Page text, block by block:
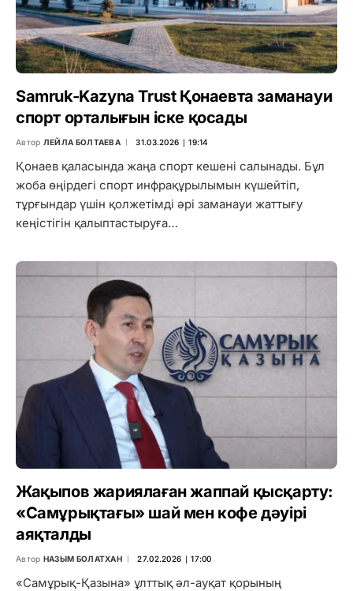
Samruk-Kazyna Trust Қонаевта заманауи
спорт орталығын іске қосады
Автор ЛЕЙЛА БОЛТАЕВА 31.03.2026 ∣ 19:14
Қонаев қаласында жаңа спорт кешені салынады. Бұл
жоба өңірдегі спорт инфрақұрылымын күшейтіп,
тұрғындар үшін қолжетімді әрі заманауи жаттығу
кеңістігін қалыптастыруға…
Жақыпов жариялаған жаппай қысқарту:
«Самұрықтағы» шай мен кофе дәуірі
аяқталды
Автор НАЗЫМ БОЛАТХАН 27.02.2026 ∣ 17:00
«Самұрық-Қазына» ұлттық әл-ауқат қорының